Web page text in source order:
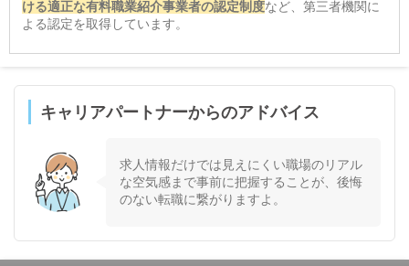
ける適正な有料職業紹介事業者の認定制度など、第三者機関に
よる認定を取得しています。
キャリアパートナーからのアドバイス
求人情報だけでは見えにくい職場のリアル
な空気感まで事前に把握することが、後悔
のない転職に繋がりますよ。